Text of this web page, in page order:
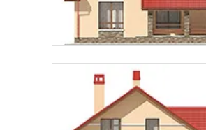
обработки персональных данных.
Рассчитать стоимость